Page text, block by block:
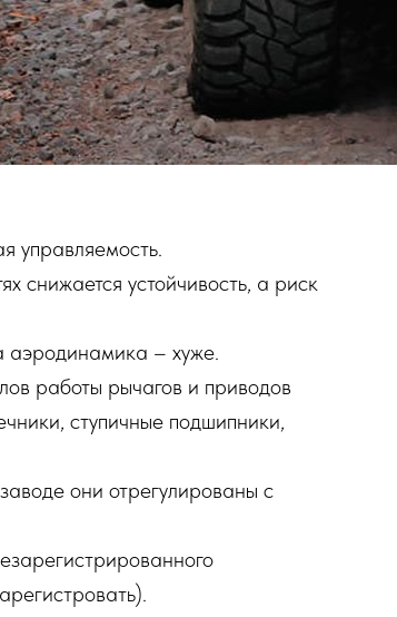
управляемость.
снижается устойчивость, а риск
аэродинамика – хуже.
работы рычагов и приводов
ступичные подшипники,
они отрегулированы с